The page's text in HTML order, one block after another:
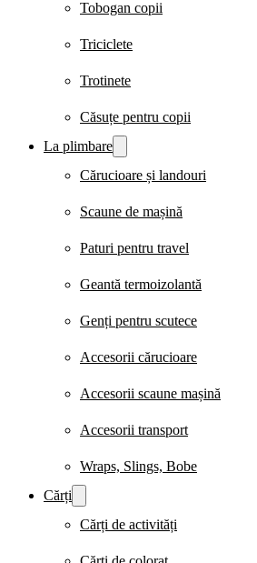
Tobogan copii
Triciclete
Trotinete
Căsuțe pentru copii
La plimbare
Cărucioare și landouri
Scaune de mașină
Paturi pentru travel
Geantă termoizolantă
Genți pentru scutece
Accesorii cărucioare
Accesorii scaune mașină
Accesorii transport
Wraps, Slings, Bobe
Cărți
Cărți de activități